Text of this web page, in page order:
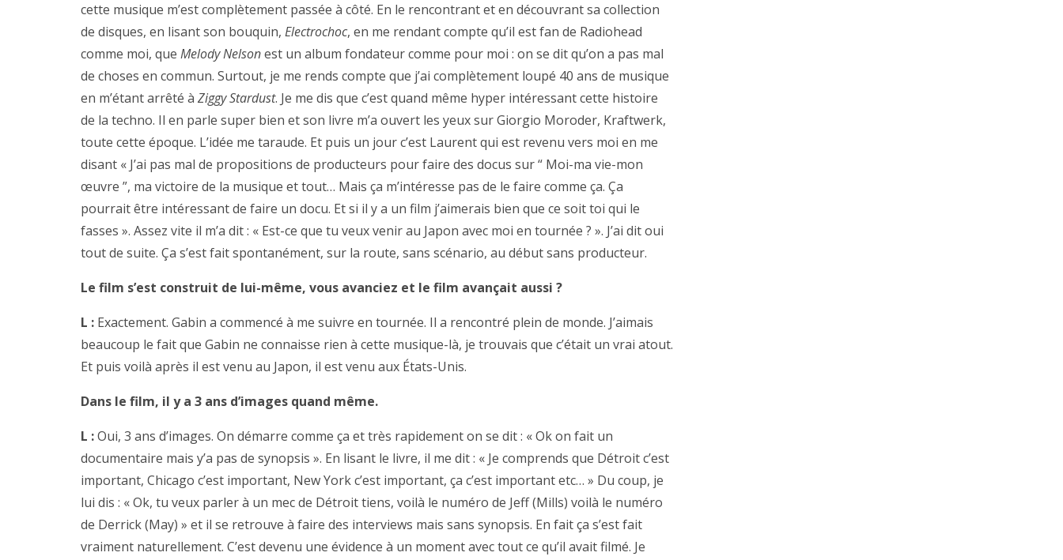
cette musique m’est complètement passée à côté. En le rencontrant et en découvrant sa collection
de disques, en lisant son bouquin, Electrochoc, en me rendant compte qu’il est fan de Radiohead
comme moi, que Melody Nelsonest un album fondateur comme pour moi : on se dit qu’on a pas mal
de choses en commun. Surtout, je me rends compte que j’ai complètement loupé 40 ans de musique
en m’étant arrêté à Ziggy Stardust. Je me dis que c’est quand même hyper intéressant cette histoire
de la techno. Il en parle super bien et son livre m’a ouvert les yeux sur Giorgio Moroder, Kraftwerk,
toute cette époque. L’idée me taraude. Et puis un jour c’est Laurent qui est revenu vers moi en me
disant « J’ai pas mal de propositions de producteurs pour faire des docus sur “ Moi-ma vie-mon
œuvre ”, ma victoire de la musique et tout… Mais ça m’intéresse pas de le faire comme ça. Ça
pourrait être intéressant de faire un docu. Et si il y a un film j’aimerais bien que ce soit toi qui le
fasses ». Assez vite il m’a dit : « Est-ce que tu veux venir au Japon avec moi en tournée ? ». J’ai dit oui
tout de suite. Ça s’est fait spontanément, sur la route, sans scénario, au début sans producteur.
Le film s’est construit de lui-même, vous avanciez et le film avançait aussi ?
L : Exactement. Gabin a commencé à me suivre en tournée. Il a rencontré plein de monde. J’aimais
beaucoup le fait que Gabin ne connaisse rien à cette musique-là, je trouvais que c’était un vrai atout.
Et puis voilà après il est venu au Japon, il est venu aux États-Unis.
Dans le film, il y a 3 ans d’images quand même.
L :Oui, 3 ans d’images. On démarre comme ça et très rapidement on se dit : « Ok on fait un
documentaire mais y’a pas de synopsis ». En lisant le livre, il me dit : « Je comprends que Détroit c’est
important, Chicago c’est important, New York c’est important, ça c’est important etc… » Du coup, je
lui dis : « Ok, tu veux parler à un mec de Détroit tiens, voilà le numéro de Jeff (Mills) voilà le numéro
de Derrick (May) » et il se retrouve à faire des interviews mais sans synopsis. En fait ça s’est fait
vraiment naturellement. C’est devenu une évidence à un moment avec tout ce qu’il avait filmé. Je